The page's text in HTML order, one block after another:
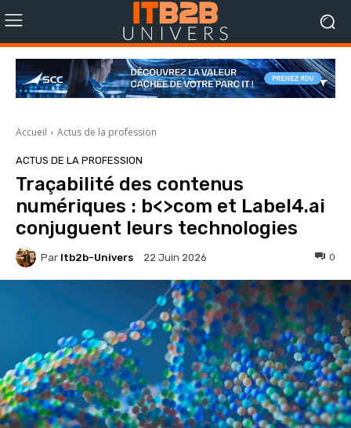
Accueil Actus de la profession
ACTUS DE LA PROFESSION
Traçabilité des contenus
numériques : b<>com et Label4.ai
conjuguent leurs technologies
Par Itb2b-Univers 22 Juin 2026 0